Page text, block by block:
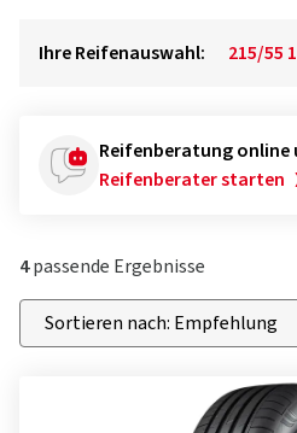
Ihre Reifenauswahl: 215/55
Reifenberatung online
Reifenberater starten
4passende Ergebnisse